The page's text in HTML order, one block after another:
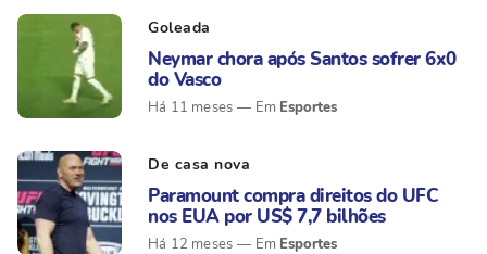
Goleada
Neymar chora após Santos sofrer 6x0
do Vasco
Há 11 meses Esportes
De casa nova
Paramount compra direitos do UFC
nos EUA por US$ 7,7 bilhões
Há 12 meses Esportes